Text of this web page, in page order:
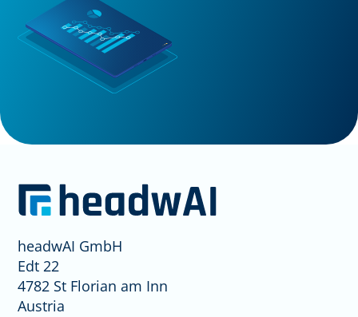
headwAI GmbH
Edt 22
4782 St Florian am Inn
Austria